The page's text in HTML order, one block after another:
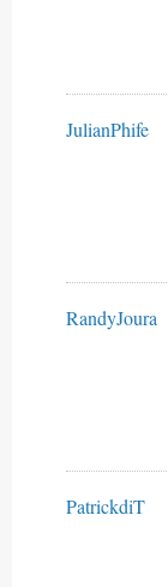
JulianPhife
RandyJoura
PatrickdiT